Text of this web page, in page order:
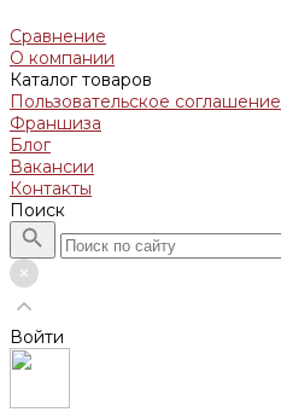
Сравнение
О компании
Каталог товаров
Пользовательское соглашение
Франшиза
Блог
Вакансии
Контакты
Поиск
Войти